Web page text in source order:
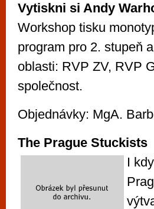
Vytiskni si Andy
Workshop tisku
program pro 2. stupeň
oblasti: RVP ZV, RVP
společnost.
Objednávky: MgA.
The Prague Stuckists
I